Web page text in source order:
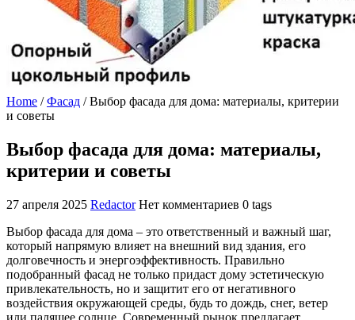
Home /Фасад /Выбор фасада для дома: материалы, критерии
и советы
Выбор фасада для дома: материалы,
критерии и советы
27 апреля 2025 Redactor Нет комментариев 0 tags
Выбор фасада для дома – это ответственный и важный шаг,
который напрямую влияет на внешний вид здания, его
долговечность и энергоэффективность. Правильно
подобранный фасад не только придаст дому эстетическую
привлекательность, но и защитит его от негативного
воздействия окружающей среды, будь то дождь, снег, ветер
или палящее солнце. Современный рынок предлагает